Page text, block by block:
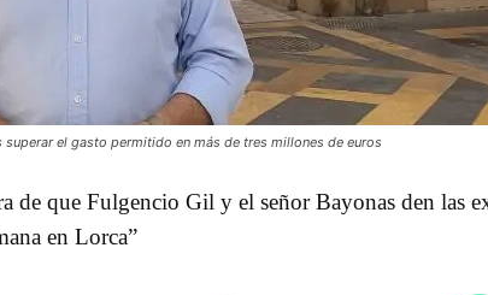
el gasto permitido en más de tres millones de euros
de que Fulgencio Gil y el señor Bayonas den las
en Lorca”